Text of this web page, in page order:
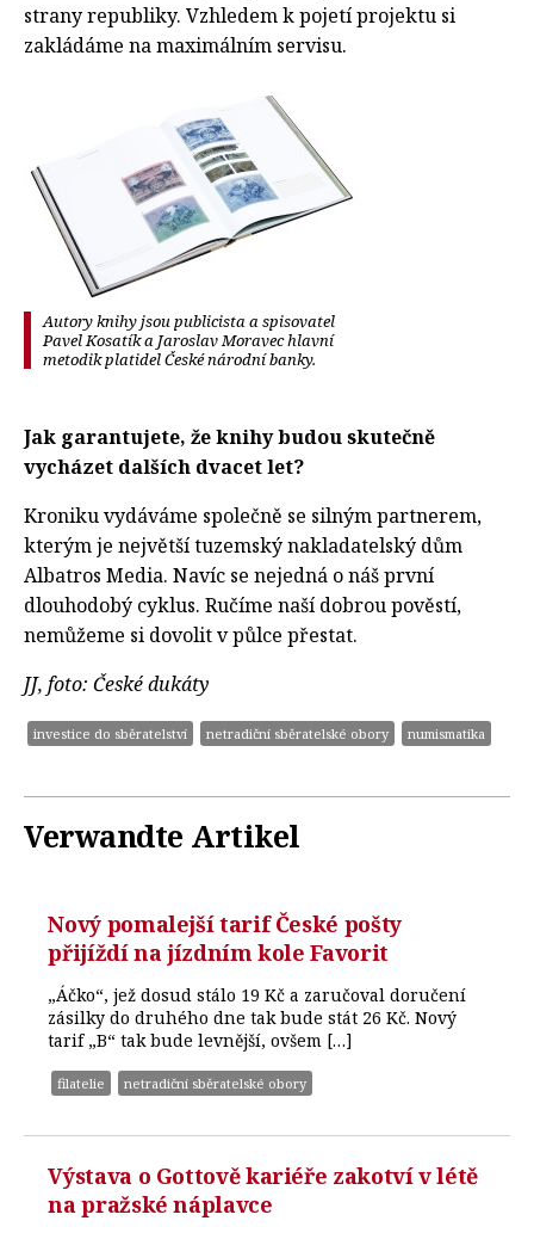
strany republiky. Vzhledem k pojetí projektu si
zakládáme na maximálním servisu.
Autory knihy jsou publicista a spisovatel
Pavel Kosatík a Jaroslav Moravec hlavní
metodik platidel České národní banky.
Jak garantujete, že knihy budou skutečně
vycházet dalších dvacet let?
Kroniku vydáváme společně se silným partnerem,
kterým je největší tuzemský nakladatelský dům
Albatros Media. Navíc se nejedná o náš první
dlouhodobý cyklus. Ručíme naší dobrou pověstí,
nemůžeme si dovolit v půlce přestat.
JJ, foto: České dukáty
investice do sběratelství netradiční sběratelské obory numismatika
Verwandte Artikel
Nový pomalejší tarif České pošty
přijíždí na jízdním kole Favorit
„Áčko“, jež dosud stálo 19 Kč a zaručoval doručení
zásilky do druhého dne tak bude stát 26 Kč. Nový
tarif „B“ tak bude levnější, ovšem […]
filatelie netradiční sběratelské obory
Výstava o Gottově kariéře zakotví v létě
na pražské náplavce